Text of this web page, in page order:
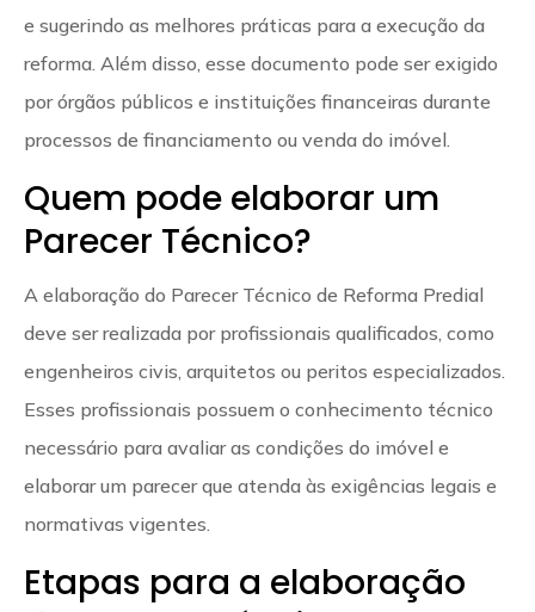
e sugerindo as melhores práticas para a execução da
reforma. Além disso, esse documento pode ser exigido
por órgãos públicos e instituições financeiras durante
processos de financiamento ou venda do imóvel.
Quem pode elaborar um
Parecer Técnico?
A elaboração do Parecer Técnico de Reforma Predial
deve ser realizada por profissionais qualificados, como
engenheiros civis, arquitetos ou peritos especializados.
Esses profissionais possuem o conhecimento técnico
necessário para avaliar as condições do imóvel e
elaborar um parecer que atenda às exigências legais e
normativas vigentes.
Etapas para a elaboração